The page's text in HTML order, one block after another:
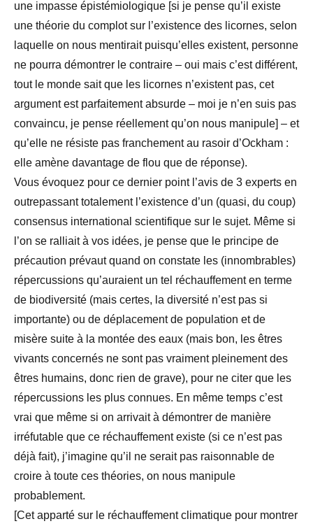
une impasse épistémiologique [si je pense qu’il existe
une théorie du complot sur l’existence des licornes, selon
laquelle on nous mentirait puisqu’elles existent, personne
ne pourra démontrer le contraire – oui mais c’est différent,
tout le monde sait que les licornes n’existent pas, cet
argument est parfaitement absurde – moi je n’en suis pas
convaincu, je pense réellement qu’on nous manipule] – et
qu’elle ne résiste pas franchement au rasoir d’Ockham :
elle amène davantage de flou que de réponse).
Vous évoquez pour ce dernier point l’avis de 3 experts en
outrepassant totalement l’existence d’un (quasi, du coup)
consensus international scientifique sur le sujet. Même si
l’on se ralliait à vos idées, je pense que le principe de
précaution prévaut quand on constate les (innombrables)
répercussions qu’auraient un tel réchauffement en terme
de biodiversité (mais certes, la diversité n’est pas si
importante) ou de déplacement de population et de
misère suite à la montée des eaux (mais bon, les êtres
vivants concernés ne sont pas vraiment pleinement des
êtres humains, donc rien de grave), pour ne citer que les
répercussions les plus connues. En même temps c’est
vrai que même si on arrivait à démontrer de manière
irréfutable que ce réchauffement existe (si ce n’est pas
déjà fait), j’imagine qu’il ne serait pas raisonnable de
croire à toute ces théories, on nous manipule
probablement.
[Cet apparté sur le réchauffement climatique pour montrer